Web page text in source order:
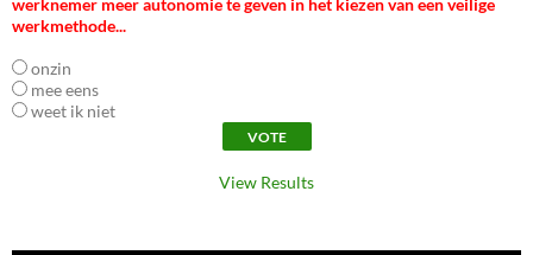
werkmethode...
onzin
mee eens
weet ik niet
View Results